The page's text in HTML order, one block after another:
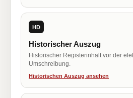
HD
Historischer Auszug
Historischer Registerinhalt vor der
Umschreibung.
Historischen Auszug ansehen